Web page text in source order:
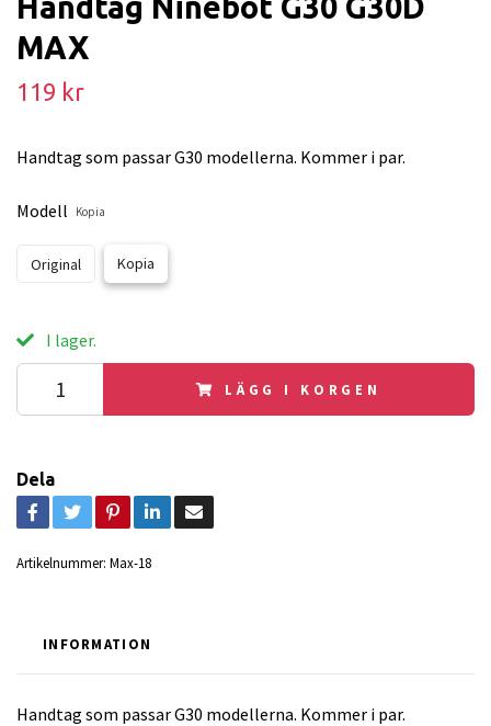
MAX
119 kr
Handtag som passar G30 modellerna. Kommer i par.
Modell Kopia
Original Kopia
I lager.
LÄGG I KORGEN
Dela
Artikelnummer: Max-18
INFORMATION
Handtag som passar G30 modellerna. Kommer i par.